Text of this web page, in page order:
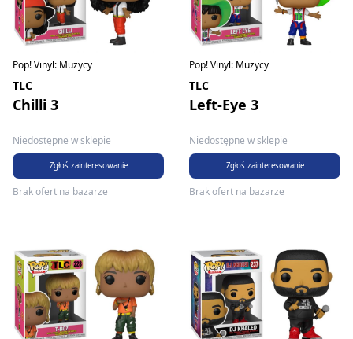
Pop! Vinyl: Muzycy
TLC
Chilli 3
Niedostępne w sklepie
Zgłoś zainteresowanie
Brak ofert na bazarze
Pop! Vinyl: Muzycy
TLC
Left-Eye 3
Niedostępne w sklepie
Zgłoś zainteresowanie
Brak ofert na bazarze